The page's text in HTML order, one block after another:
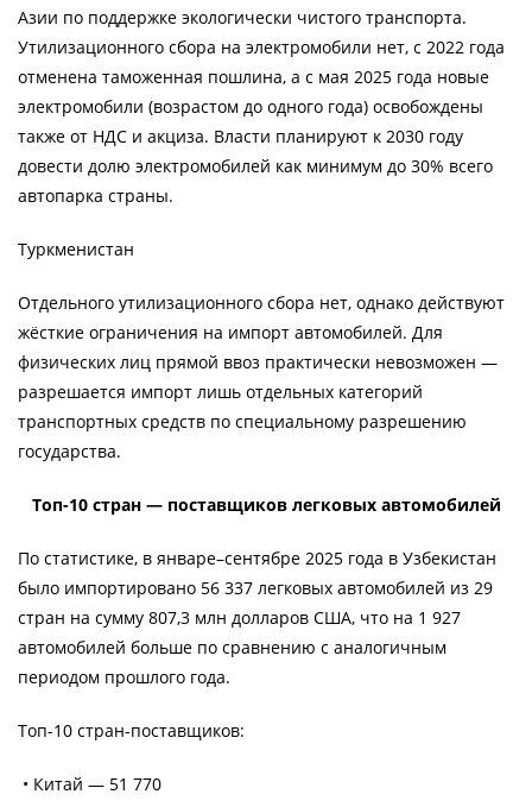
Азии по поддержке экологически чистого транспорта.
Утилизационного сбора на электромобили нет, с 2022 года
отменена таможенная пошлина, а с мая 2025 года новые
электромобили (возрастом до одного года) освобождены
также от НДС и акциза. Власти планируют к 2030 году
довести долю электромобилей как минимум до 30% всего
автопарка страны.
Туркменистан
Отдельного утилизационного сбора нет, однако действуют
жёсткие ограничения на импорт автомобилей. Для
физических лиц прямой ввоз практически невозможен —
разрешается импорт лишь отдельных категорий
транспортных средств по специальному разрешению
государства.
Топ-10 стран — поставщиков легковых автомобилей
По статистике, в январе–сентябре 2025 года в Узбекистан
было импортировано 56 337 легковых автомобилей из 29
стран на сумму 807,3 млн долларов США, что на 1 927
автомобилей больше по сравнению с аналогичным
периодом прошлого года.
Топ-10 стран-поставщиков:
• Китай — 51 770